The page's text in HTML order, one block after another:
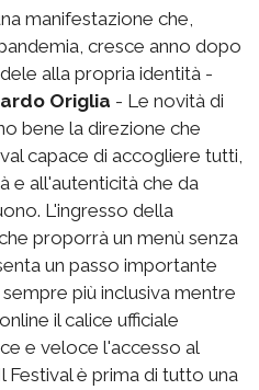
manifestazione che,
cresce anno dopo
alla propria identità -
Origlia - Le novità di
bene la direzione che
capace di accogliere tutti,
e all'autenticità che da
L'ingresso della
proporrà un menù senza
un passo importante
più inclusiva mentre
il calice ufficiale
e veloce l'accesso al
Festival è prima di tutto una